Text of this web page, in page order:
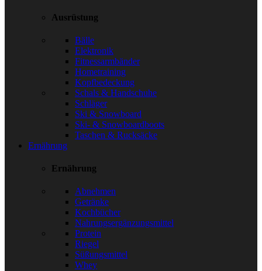
Ausrüstung
Bälle
Elektronik
Fitnessarmbänder
Hometraining
Kopfbedeckung
Schals & Handschuhe
Schläger
Ski & Snowboard
Ski- & Snowboardboots
Taschen & Rucksäcke
Ernährung
Ernährung
Abnehmen
Getränke
Kochbücher
Nahrungsergänzungsmittel
Protein
Riegel
Süßungsmittel
Whey